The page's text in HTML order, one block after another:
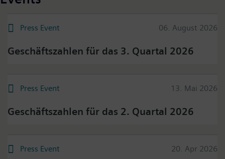
Press Event 06. August 2026
Geschäftszahlen für das 3. Quartal 2026
Press Event 13. Mai 2026
Geschäftszahlen für das 2. Quartal 2026
Press Event 20. Apr 2026